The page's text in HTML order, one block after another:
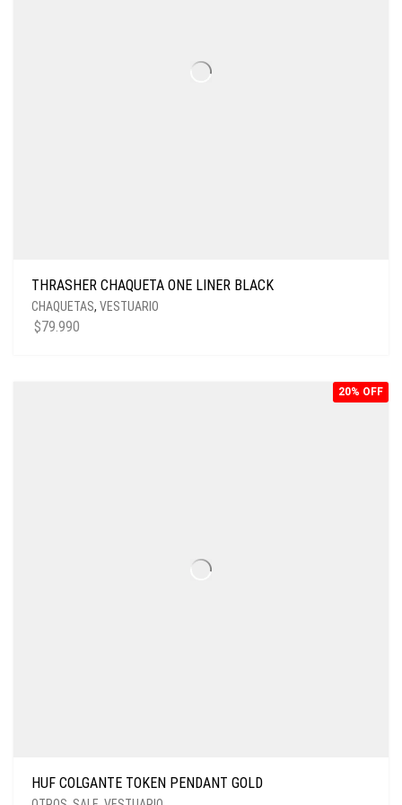
THRASHER CHAQUETA ONE LINER BLACK
CHAQUETAS, VESTUARIO
$79.990
20% OFF
HUF COLGANTE TOKEN PENDANT GOLD